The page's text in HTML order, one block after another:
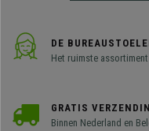
DE
Het ruimste assortiment
GRATIS
Binnen Nederland en